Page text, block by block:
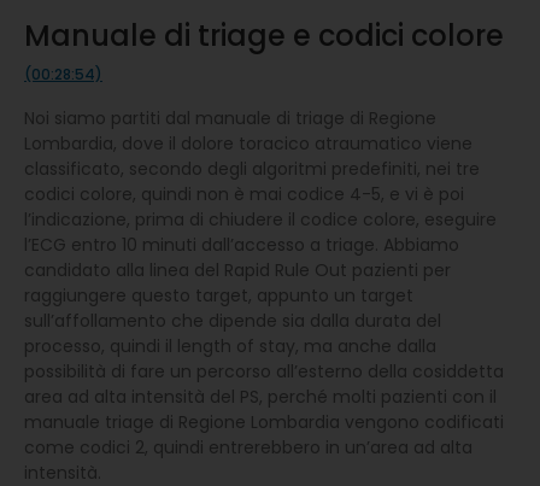
Manuale di triage e codici colore
(00:28:54)
Noi siamo partiti dal manuale di triage di Regione
Lombardia, dove il dolore toracico atraumatico viene
classificato, secondo degli algoritmi predefiniti, nei tre
codici colore, quindi non è mai codice 4-5, e vi è poi
l’indicazione, prima di chiudere il codice colore, eseguire
l’ECG entro 10 minuti dall’accesso a triage. Abbiamo
candidato alla linea del Rapid Rule Out pazienti per
raggiungere questo target, appunto un target
sull’affollamento che dipende sia dalla durata del
processo, quindi il length of stay, ma anche dalla
possibilità di fare un percorso all’esterno della cosiddetta
area ad alta intensità del PS, perché molti pazienti con il
manuale triage di Regione Lombardia vengono codificati
come codici 2, quindi entrerebbero in un’area ad alta
intensità.